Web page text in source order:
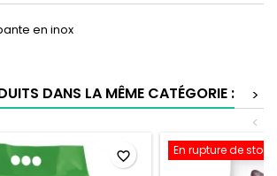
en inox
DANS LA MÊME CATÉGORIE :
>
<
favorite_border En rupture de stock